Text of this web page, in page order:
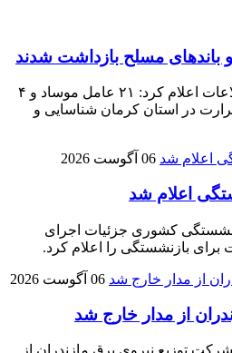
محمودآباد آنلاین : وزارت اطلاعات اعلام کرد: ۲۱ عامل موساد و ۴
در استان کرمان شناسایی و
06 آگوست 2026
اعلام شد
کشوری جزئیات اجرای
بازنشستگی را اعلام کرد.
06 آگوست 2026